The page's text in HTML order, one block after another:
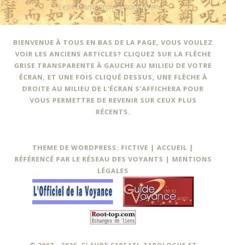
Les commentaires sont fermés.
BIENVENUE À TOUS EN BAS DE LA PAGE, VOUS VOULEZ
VOIR LES ANCIENS ARTICLES? CLIQUEZ SUR LA FLÈCHE
GRISE TRANSPARENTE À GAUCHE AU MILIEU DE VOTRE
ÉCRAN, ET UNE FOIS CLIQUÉ DESSUS, UNE FLÈCHE À
DROITE AU MILIEU DE L'ÉCRAN S'AFFICHERA POUR
VOUS PERMETTRE DE REVENIR SUR CEUX PLUS
RÉCENTS.
THEME DE WORDPRESS: FICTIVE | ACCUEIL |
RÉFÉRENCÉ PAR LE RÉSEAU DES VOYANTS | MENTIONS
LÉGALES